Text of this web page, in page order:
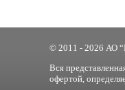
© 2011 - 2026 АО
Вся
офертой,